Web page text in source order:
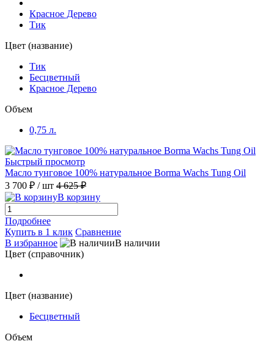
Красное Дерево
Тик
Цвет (название)
Тик
Бесцветный
Красное Дерево
Объем
0,75 л.
Быстрый просмотр
Масло тунговое 100% натуральное Borma Wachs Tung Oil
3 700 ₽ / шт 4 625 ₽
В корзину
Подробнее
Купить в 1 клик Сравнение
В избранное
В наличии
Цвет (справочник)
Цвет (название)
Бесцветный
Объем